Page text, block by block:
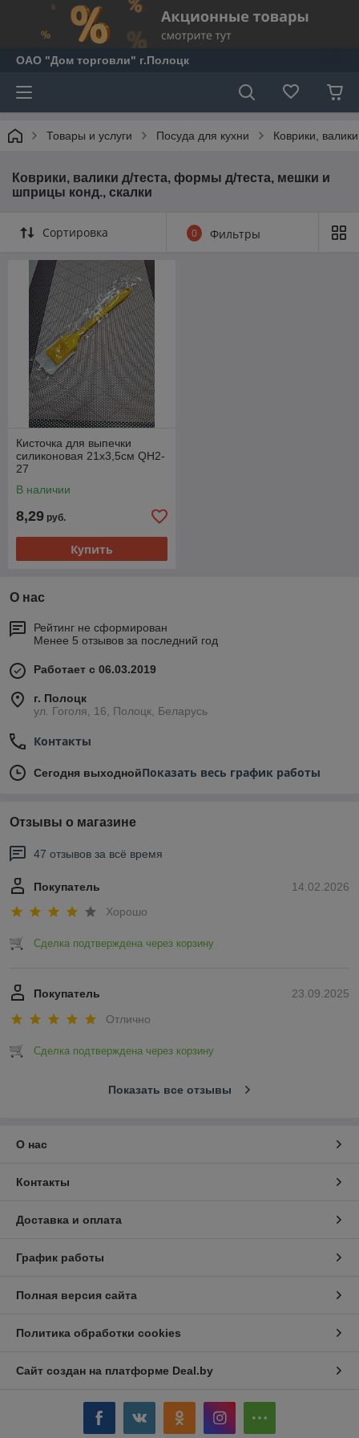
ОАО "Дом торговли" г.Полоцк
Товары и услуги Посуда для кухни Коврики,
Коврики, валики д/теста, формы д/теста, мешки и
шприцы конд., скалки
Сортировка 0 Фильтры
Кисточка для выпечки
силиконовая 21х3,5см QH2-
27
В наличии
8,29 руб.
Купить
О нас
Рейтинг не сформирован
Менее 5 отзывов за последний год
Работает с 06.03.2019
г. Полоцк
ул. Гоголя, 16, Полоцк, Беларусь
Контакты
Сегодня выходнойПоказать весь график работы
Отзывы о магазине
47 отзывов за всё время
14.02.2026
Покупатель
Хорошо
Сделка подтверждена через корзину
23.09.2025
Покупатель
Отлично
Сделка подтверждена через корзину
Показать все отзывы
О нас
Контакты
Доставка и оплата
График работы
Полная версия сайта
Политика обработки cookies
Сайт создан на платформе Deal.by